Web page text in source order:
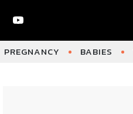
PREGNANCY BABIES